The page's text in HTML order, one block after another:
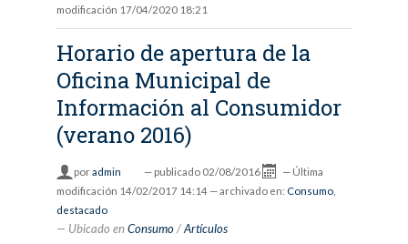
modificación 17/04/2020 18:21
Horario de apertura de la
Oficina Municipal de
Información al Consumidor
(verano 2016)
poradmin — publicado 02/08/2016 — Última
modificación 14/02/2017 14:14 — archivado en: Consumo,
destacado
Ubicado en Consumo /Artículos